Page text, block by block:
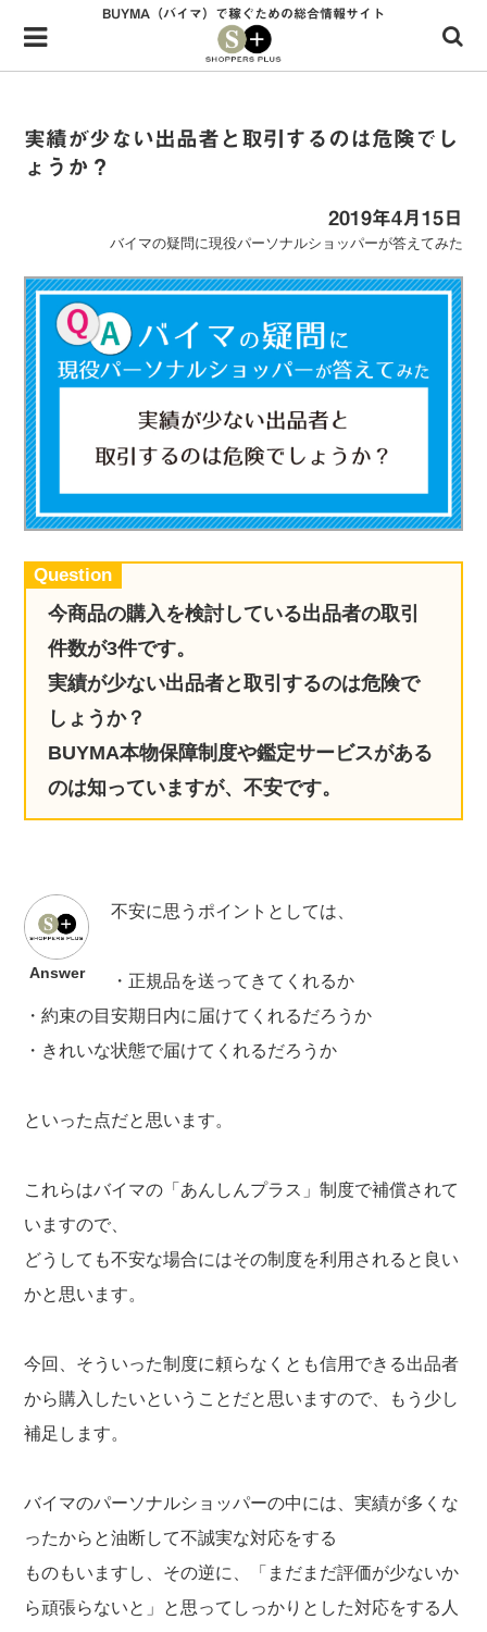
Menu
HOME
34歳独身OLバイマ実践記
BUYMAで人気のブランド
BUYMAの売れ筋商品
バイマ活動の疑問に売れっ子現役バイヤーが答えてみた
実録！海外ショップで買ってみた！
BUYMA（バイマ）で稼ぐための総合情報サイト
実績が少ない出品者と取引するのは危険でし
ょうか？
2019年4月15日
バイマの疑問に現役パーソナルショッパーが答えてみた
Question
今商品の購入を検討している出品者の取引
件数が3件です。
実績が少ない出品者と取引するのは危険で
しょうか？
BUYMA本物保障制度や鑑定サービスがある
のは知っていますが、不安です。
Answer
不安に思うポイントとしては、
・正規品を送ってきてくれるか
・約束の目安期日内に届けてくれるだろうか
・きれいな状態で届けてくれるだろうか
といった点だと思います。
これらはバイマの「あんしんプラス」制度で補償されて
いますので、
どうしても不安な場合にはその制度を利用されると良い
かと思います。
今回、そういった制度に頼らなくとも信用できる出品者
から購入したいということだと思いますので、もう少し
補足します。
バイマのパーソナルショッパーの中には、実績が多くな
ったからと油断して不誠実な対応をする
ものもいますし、その逆に、「まだまだ評価が少ないか
ら頑張らないと」と思ってしっかりとした対応をする人